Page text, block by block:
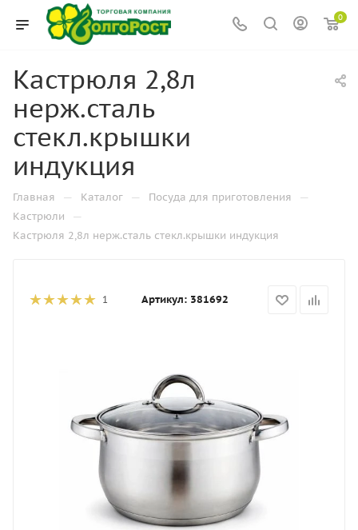
0
Кастрюля 2,8л
нерж.сталь
стекл.крышки
индукция
Главная — Каталог — Посуда для приготовления —
Кастрюли —
Кастрюля 2,8л нерж.сталь стекл.крышки индукция
1 Артикул: 381692